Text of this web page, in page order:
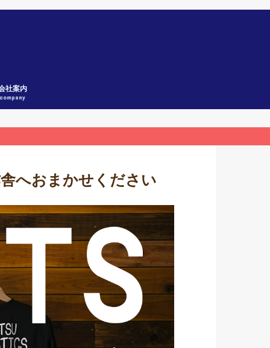
社案内
company
へおまかせください